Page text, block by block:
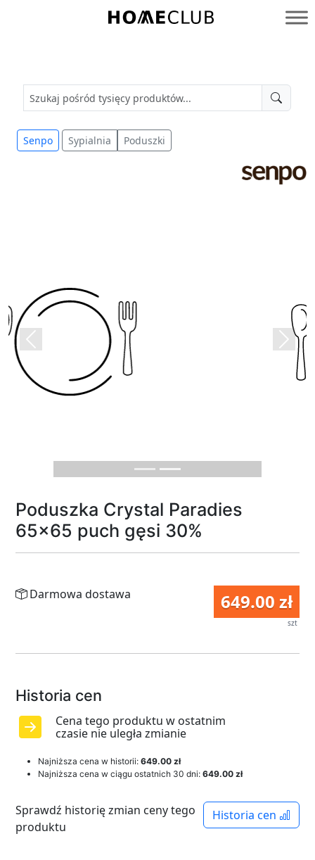
Homeclub
Senpo Sypialnia Poduszki
Previous Next
Poduszka Crystal Paradies
65x65 puch gęsi 30%
649.00 zł
szt
Darmowa dostawa
Historia cen
Cena tego produktu w ostatnim
czasie nie uległa zmianie
Najniższa cena w historii: 649.00 zł
Najniższa cena w ciągu ostatnich 30 dni: 649.00 zł
Historia cen
Sprawdź historię zmian ceny tego
produktu